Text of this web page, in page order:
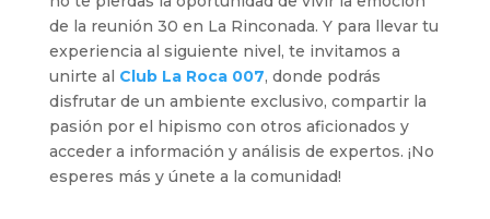
de la reunión 30 en La Rinconada. Y para llevar tu
experiencia al siguiente nivel, te invitamos a
unirte al Club La Roca 007, donde podrás
disfrutar de un ambiente exclusivo, compartir la
pasión por el hipismo con otros aficionados y
acceder a información y análisis de expertos. ¡No
esperes más y únete a la comunidad!